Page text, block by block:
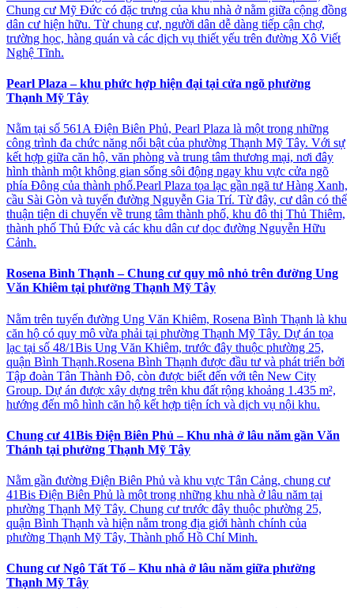
Chung cư Mỹ Đức có đặc trưng của khu nhà ở nằm giữa cộng đồng
dân cư hiện hữu. Từ chung cư, người dân dễ dàng tiếp cận chợ,
trường học, hàng quán và các dịch vụ thiết yếu trên đường Xô Viết
Nghệ Tĩnh.
Pearl Plaza – khu phức hợp hiện đại tại cửa ngõ phường
Thạnh Mỹ Tây
Nằm tại số 561A Điện Biên Phủ, Pearl Plaza là một trong những
công trình đa chức năng nổi bật của phường Thạnh Mỹ Tây. Với sự
kết hợp giữa căn hộ, văn phòng và trung tâm thương mại, nơi đây
hình thành một không gian sống sôi động ngay khu vực cửa ngõ
phía Đông của thành phố.Pearl Plaza tọa lạc gần ngã tư Hàng Xanh,
cầu Sài Gòn và tuyến đường Nguyễn Gia Trí. Từ đây, cư dân có thể
thuận tiện di chuyển về trung tâm thành phố, khu đô thị Thủ Thiêm,
thành phố Thủ Đức và các khu dân cư dọc đường Nguyễn Hữu
Cảnh.
Rosena Bình Thạnh – Chung cư quy mô nhỏ trên đường Ung
Văn Khiêm tại phường Thạnh Mỹ Tây
Nằm trên tuyến đường Ung Văn Khiêm, Rosena Bình Thạnh là khu
căn hộ có quy mô vừa phải tại phường Thạnh Mỹ Tây. Dự án tọa
lạc tại số 48/1Bis Ung Văn Khiêm, trước đây thuộc phường 25,
quận Bình Thạnh.Rosena Bình Thạnh được đầu tư và phát triển bởi
Tập đoàn Tân Thành Đô, còn được biết đến với tên New City
Group. Dự án được xây dựng trên khu đất rộng khoảng 1.435 m²,
hướng đến mô hình căn hộ kết hợp tiện ích và dịch vụ nội khu.
Chung cư 41Bis Điện Biên Phủ – Khu nhà ở lâu năm gần Văn
Thánh tại phường Thạnh Mỹ Tây
Nằm gần đường Điện Biên Phủ và khu vực Tân Cảng, chung cư
41Bis Điện Biên Phủ là một trong những khu nhà ở lâu năm tại
phường Thạnh Mỹ Tây. Chung cư trước đây thuộc phường 25,
quận Bình Thạnh và hiện nằm trong địa giới hành chính của
phường Thạnh Mỹ Tây, Thành phố Hồ Chí Minh.
Chung cư Ngô Tất Tố – Khu nhà ở lâu năm giữa phường
Thạnh Mỹ Tây